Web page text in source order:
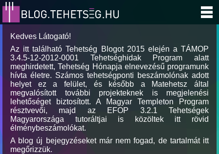
Kedves Látogató!
Az itt található Tehetség Blogot 2015 elején a TÁMOP
3.4.5-12-2012-0001 Tehetséghidak Program alatt
meghirdetett, Tehetség Hónapja elnevezésű programunk
hívta életre. Számos tehetségponti beszámolónak adott
helyet ez a felület, és később a Matehetsz által
megvalósított további projekteknek is megjelenési
lehetőséget biztosított. A Magyar Templeton Program
résztvevői, majd az EFOP 3.2.1 Tehetségek
Magyarországa tutoráltjai is közöltek itt rövid
élménybeszámolókat.
A blog új bejegyzéseket már nem fogad, de tartalmát itt
megőrizzük.